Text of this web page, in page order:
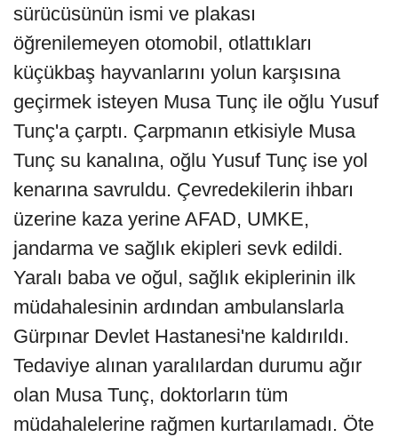
sürücüsünün ismi ve plakası
öğrenilemeyen otomobil, otlattıkları
küçükbaş hayvanlarını yolun karşısına
geçirmek isteyen Musa Tunç ile oğlu Yusuf
Tunç'a çarptı. Çarpmanın etkisiyle Musa
Tunç su kanalına, oğlu Yusuf Tunç ise yol
kenarına savruldu. Çevredekilerin ihbarı
üzerine kaza yerine AFAD, UMKE,
jandarma ve sağlık ekipleri sevk edildi.
Yaralı baba ve oğul, sağlık ekiplerinin ilk
müdahalesinin ardından ambulanslarla
Gürpınar Devlet Hastanesi'ne kaldırıldı.
Tedaviye alınan yaralılardan durumu ağır
olan Musa Tunç, doktorların tüm
müdahalelerine rağmen kurtarılamadı. Öte